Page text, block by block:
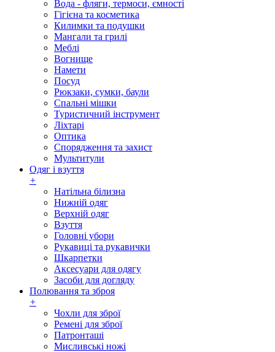
Вода - фляги, термоси, ємності
Гігієна та косметика
Килимки та подушки
Мангали та грилі
Меблі
Вогнище
Намети
Посуд
Рюкзаки, сумки, баули
Спальні мішки
Туристичний інструмент
Ліхтарі
Оптика
Спорядження та захист
Мультитули
Одяг і взуття
+
Натільна білизна
Нижній одяг
Верхній одяг
Взуття
Головні убори
Рукавиці та рукавички
Шкарпетки
Аксесуари для одягу
Засоби для догляду
Полювання та зброя
+
Чохли для зброї
Ремені для зброї
Патронташі
Мисливські ножі